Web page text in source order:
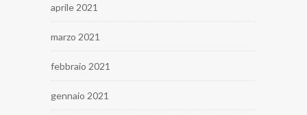
aprile 2021
marzo 2021
febbraio 2021
gennaio 2021